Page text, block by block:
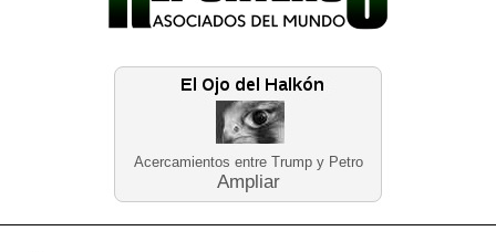
Acercamientos entre Trump y Petro
Ampliar
Planeta Tierra Deportes
Educación Neira